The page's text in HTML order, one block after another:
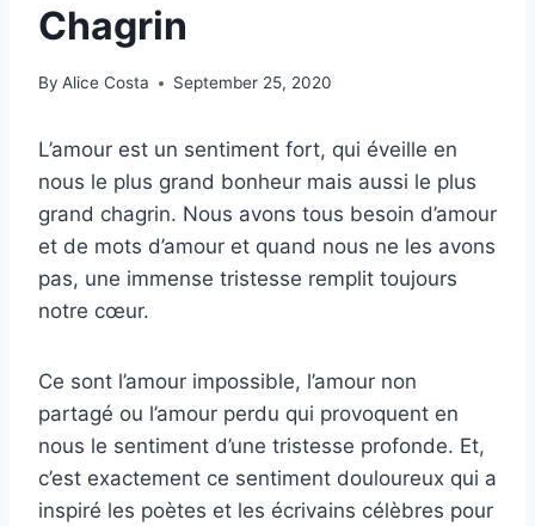
Chagrin
By Alice Costa September 25, 2020
L’amour est un sentiment fort, qui éveille en
nous le plus grand bonheur mais aussi le plus
grand chagrin. Nous avons tous besoin d’amour
et de mots d’amour et quand nous ne les avons
pas, une immense tristesse remplit toujours
notre cœur.
Ce sont l’amour impossible, l’amour non
partagé ou l’amour perdu qui provoquent en
nous le sentiment d’une tristesse profonde. Et,
c’est exactement ce sentiment douloureux qui a
inspiré les poètes et les écrivains célèbres pour